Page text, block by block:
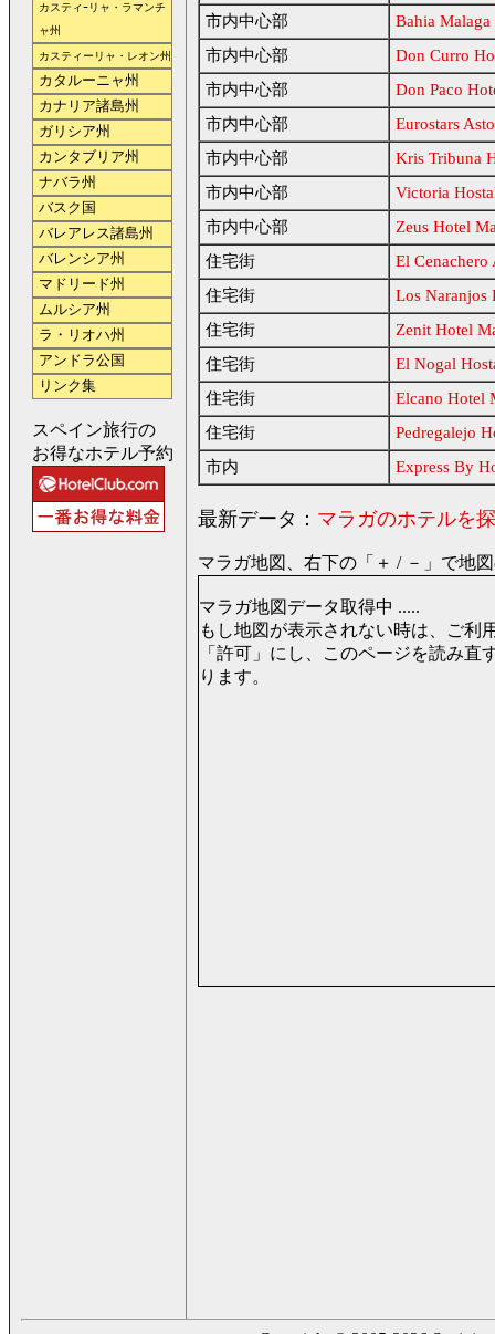
市内中心部
Bahia
市内中心部
Don Curro
市内中心部
Don Paco
市内中心部
Eurostars
市内中心部
Kris Tribuna
市内中心部
Victoria
市内中心部
Zeus Hotel
住宅街
El Cenachero
住宅街
Los Naranjos
住宅街
Zenit Hotel
住宅街
El Nogal
住宅街
Elcano Hotel
住宅街
Pedregalejo
市内
Express By
最新データ： マラガのホテルを
マラガ地図、右下の「＋ / －」で地
マラガ地図データ取得中 .....
もし地図が表示されない時は、ご利
「許可」にし、このページを読み
ります。
カスティｰリャ・ラマンチ
ャ州
カスティーリャ・レオン州
カタルーニャ州
カナリア諸島州
ガリシア州
カンタブリア州
ナバラ州
バスク国
バレアレス諸島州
バレンシア州
マドリード州
ムルシア州
ラ・リオハ州
アンドラ公国
リンク集
スペイン旅行の
お得なホテル予約